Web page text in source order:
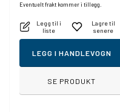
Eventuelt frakt kommer i tillegg.
Legg til i
liste
Lagre til
senere
LEGG I HANDLEVOGN
SE PRODUKT